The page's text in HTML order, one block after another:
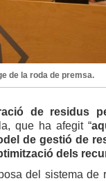
de la roda de premsa.
de residus
que ha afegit “
de gestió de
dels
del sistema de